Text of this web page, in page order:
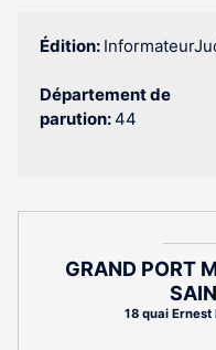
Édition:
Département de
parution:44
GRAND PORT
18 quai Ernest